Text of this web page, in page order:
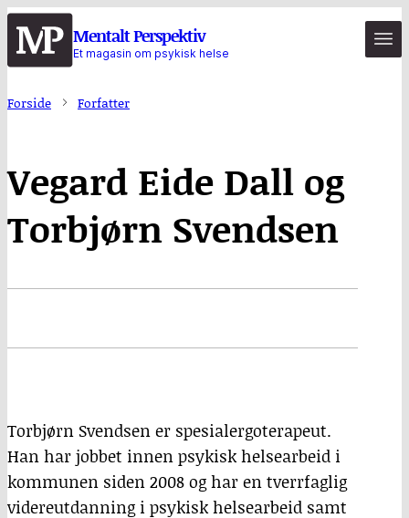
Hopp
til
hovedinnhold
Mentalt Perspektiv
Et magasin om psykisk helse
Forside Forfatter
Vegard Eide Dall og
Torbjørn Svendsen
Torbjørn Svendsen er spesialergoterapeut.
Han har jobbet innen psykisk helsearbeid i
kommunen siden 2008 og har en tverrfaglig
videreutdanning i psykisk helsearbeid samt